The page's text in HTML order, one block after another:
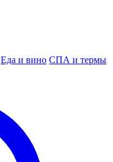
Еда и вино СПА и термы